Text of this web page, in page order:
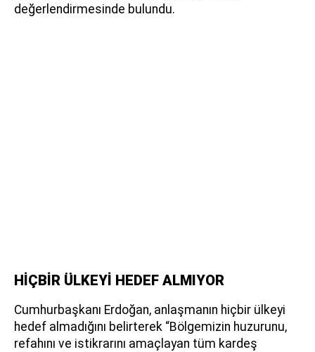
değerlendirmesinde bulundu.
HİÇBİR ÜLKEYİ HEDEF ALMIYOR
Cumhurbaşkanı Erdoğan, anlaşmanın hiçbir ülkeyi
hedef almadığını belirterek “Bölgemizin huzurunu,
refahını ve istikrarını amaçlayan tüm kardeş